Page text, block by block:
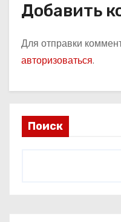
Добавить
Для отправки
авторизоваться.
Поиск